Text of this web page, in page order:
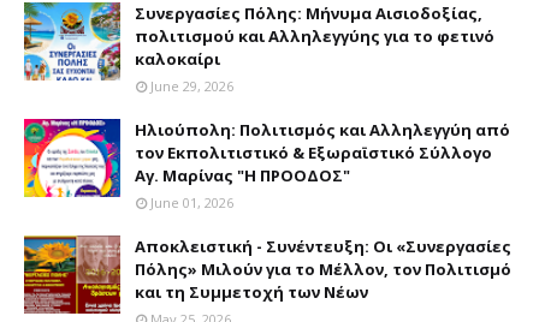
Συνεργασίες Πόλης: Mήνυμα Aισιοδοξίας,
πολιτισμού και Aλληλεγγύης για το φετινό
καλοκαίρι
June 29, 2026
Ηλιούπολη: Πολιτισμός και Aλληλεγγύη από
τον Εκπολιτιστικό & Εξωραϊστικό Σύλλογο
Αγ. Μαρίνας "Η ΠΡΟΟΔΟΣ"
June 01, 2026
Αποκλειστική - Συνέντευξη: Οι «Συνεργασίες
Πόλης» Μιλούν για το Μέλλον, τον Πολιτισμό
και τη Συμμετοχή των Νέων